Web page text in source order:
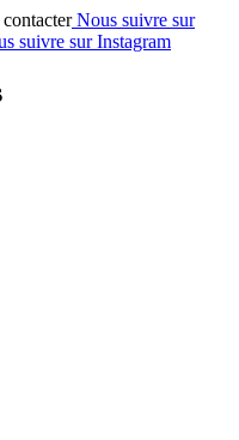
Nous suivre sur
suivre sur Instagram